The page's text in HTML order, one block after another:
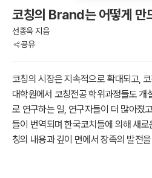
코칭의 Brand는 어떻게 만
선종욱 지음
공유
코칭의 시장은 지속적으로 확대되고,
대학원에서 코칭전공 학위과정들도 개
로 연구하는 일, 연구자들이 더 많아졌
들이 번역되며 한국코치들에 의해 새
칭의 내용과 깊이 면에서 장족의 발전